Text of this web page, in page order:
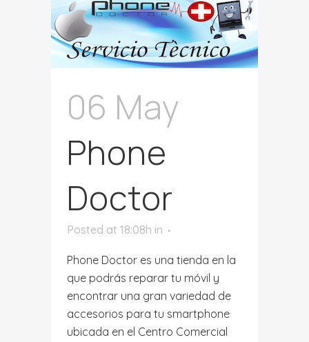
06 May
Phone
Doctor
Posted at 18:08h in
Phone Doctor es una tienda en la
que podrás reparar tu móvil y
encontrar una gran variedad de
accesorios para tu smartphone
ubicada en el Centro Comercial